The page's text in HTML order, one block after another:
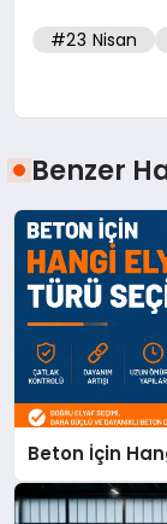
#23 Nisan
Benzer
Beton İçin